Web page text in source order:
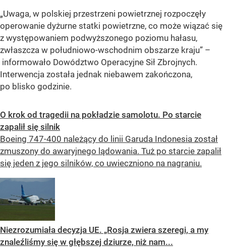
„Uwaga, w polskiej przestrzeni powietrznej rozpoczęły
operowanie dyżurne statki powietrzne, co może wiązać się
z występowaniem podwyższonego poziomu hałasu,
zwłaszcza w południowo-wschodnim obszarze kraju” –
informowało Dowództwo Operacyjne Sił Zbrojnych.
Interwencja została jednak niebawem zakończona,
po blisko godzinie.
O krok od tragedii na pokładzie samolotu. Po starcie
zapalił się silnik
Boeing 747-400 należący do linii Garuda Indonesia został
zmuszony do awaryjnego lądowania. Tuż po starcie zapalił
się jeden z jego silników, co uwieczniono na nagraniu.
Niezrozumiała decyzja UE. „Rosja zwiera szeregi, a my
znaleźliśmy się w głębszej dziurze, niż nam...